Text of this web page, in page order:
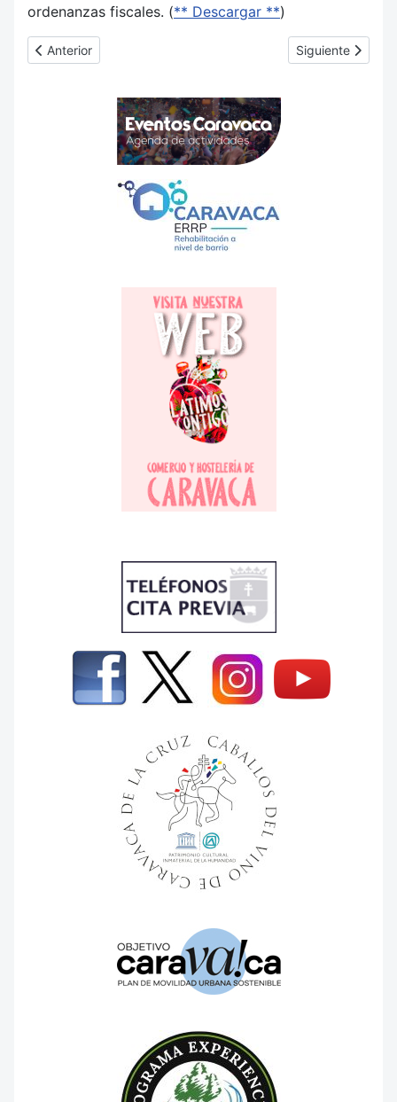
ordenanzas fiscales. (** Descargar **)
Artículo anterior: Ordenanzas 2021
Anterior Artículo
Siguiente